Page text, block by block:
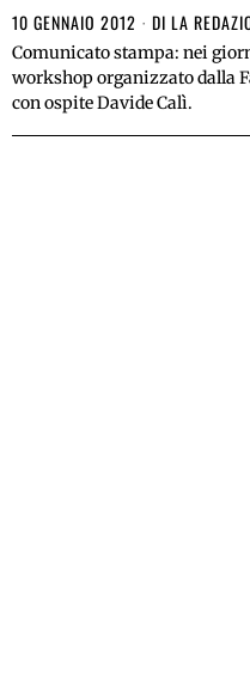
10 GENNAIO 2012 DI LA
Comunicato stampa: nei
workshop organizzato dalla
con ospite Davide Calì.